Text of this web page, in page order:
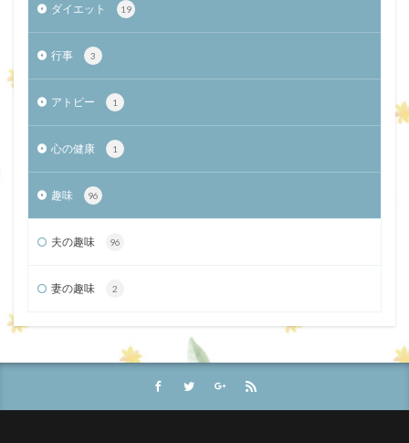
ダイエット 19
行事 3
アトピー 1
心の健康 1
趣味 96
夫の趣味 96
妻の趣味 2